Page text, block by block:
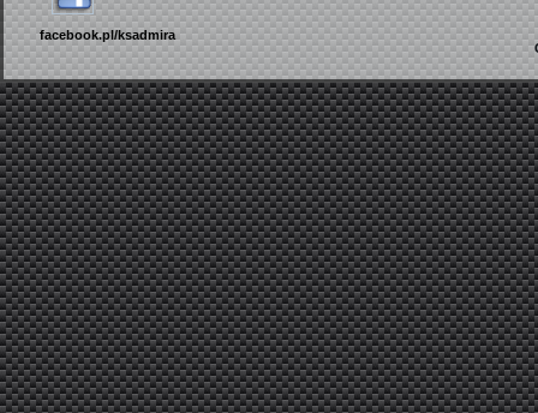
facebook.pl/ksadmira